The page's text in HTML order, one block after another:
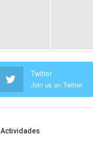
Twitter
Join us on Twitter
Actividades